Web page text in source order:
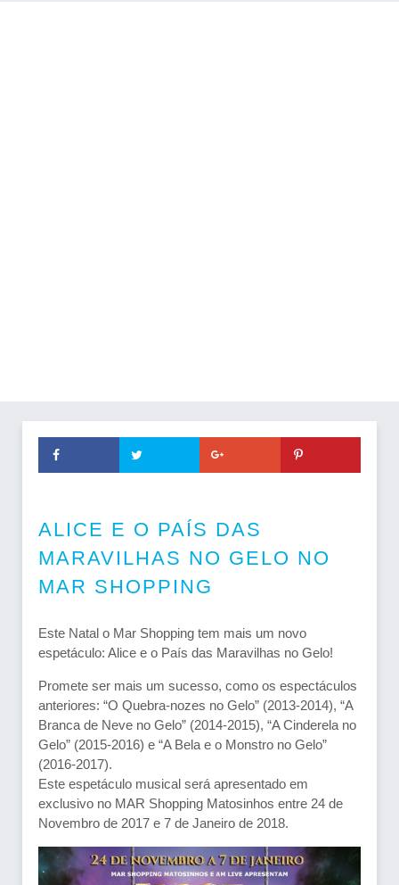
ALICE E O PAÍS DAS
MARAVILHAS NO GELO NO
MAR SHOPPING
Este Natal o Mar Shopping tem mais um novo
espetáculo: Alice e o País das Maravilhas no Gelo!
Promete ser mais um sucesso, como os espectáculos
anteriores: “O Quebra-nozes no Gelo” (2013-2014), “A
Branca de Neve no Gelo” (2014-2015), “A Cinderela no
Gelo” (2015-2016) e “A Bela e o Monstro no Gelo”
(2016-2017).
Este espetáculo musical será apresentado em
exclusivo no MAR Shopping Matosinhos entre 24 de
Novembro de 2017 e 7 de Janeiro de 2018.